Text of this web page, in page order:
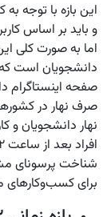
این بازه با توجه
و باید بر اساس
اما به صورت کلی
دانشجویان است
صفحه اینستاگرام
صرف نهار در
شناخت پرسونای
برای کسب‌وکارهای